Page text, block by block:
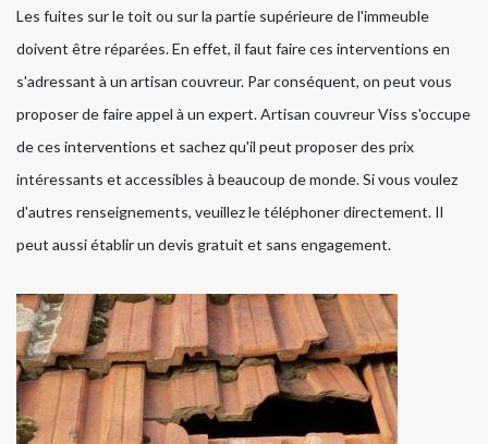
Les fuites sur le toit ou sur la partie supérieure de l'immeuble
doivent être réparées. En effet, il faut faire ces interventions en
s'adressant à un artisan couvreur. Par conséquent, on peut vous
proposer de faire appel à un expert. Artisan couvreur Viss s'occupe
de ces interventions et sachez qu'il peut proposer des prix
intéressants et accessibles à beaucoup de monde. Si vous voulez
d'autres renseignements, veuillez le téléphoner directement. Il
peut aussi établir un devis gratuit et sans engagement.